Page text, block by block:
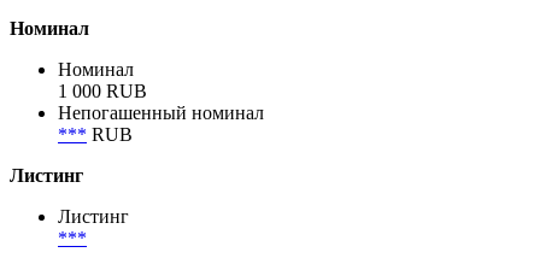
Номинал
Номинал
1 000 RUB
Непогашенный номинал
*** RUB
Листинг
Листинг
***